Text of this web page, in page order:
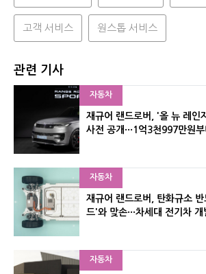
고객 서비스 원스톱 서비스
관련 기사
자동차
재규어 랜드로버, '올 뉴 레인
사전 공개···1억3천997만원부
자동차
재규어 랜드로버, 탄화규소
드'와 맞손···차세대 전기차
자동차